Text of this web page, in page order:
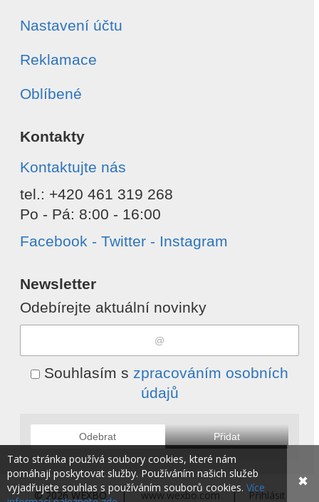
Nastavení účtu
Reklamace
Oblíbené
Kontakty
Kontaktujte nás
tel.: +420 461 319 268
Po - Pá: 8:00 - 16:00
Facebook - Twitter - Instagram
Newsletter
Odebírejte aktuální novinky
Souhlasím s zpracováním osobních
údajů
Odebrat Přidat
© 2026 WEXBO |www.wexbo.com| Přihlásit
Tato stránka používá soubory cookies, které nám
pomáhají poskytovat služby. Používáním našich služeb
vyjadřujete souhlas s používáním souborů cookies. Více
✖